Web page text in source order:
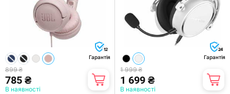
12
Гарантія
899 ₴
785 ₴
В наявності
24
Гарантія
1 999 ₴
1 699 ₴
В наявності